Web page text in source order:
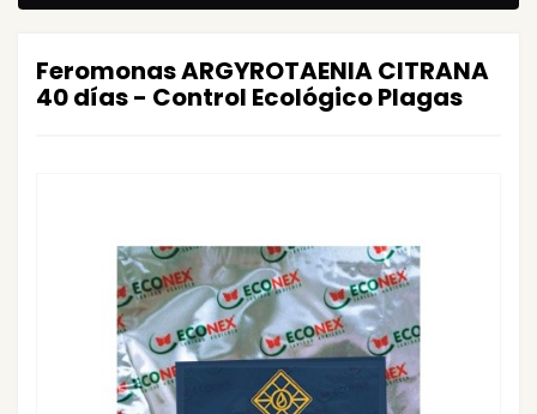
Feromonas ARGYROTAENIA CITRANA
40 días - Control Ecológico Plagas